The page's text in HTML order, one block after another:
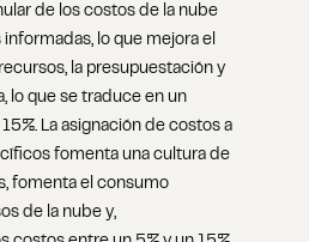
de los costos de la nube
lo que mejora el
la presupuestación y
lo que se traduce en un
La asignación de costos a
fomenta una cultura de
fomenta el consumo
de la nube y,